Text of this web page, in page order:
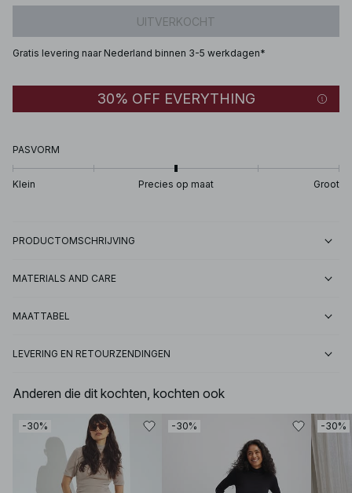
UITVERKOCHT
Gratis levering naar Nederland binnen 3-5 werkdagen*
30% OFF EVERYTHING
PASVORM
Klein Precies op maat Groot
PRODUCTOMSCHRIJVING
MATERIALS AND CARE
MAATTABEL
LEVERING EN RETOURZENDINGEN
Anderen die dit kochten, kochten ook
-30% -30% -30%